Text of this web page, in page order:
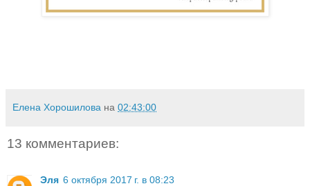
Елена Хорошилова на 02:43:00
13 комментариев:
Эля 6 октября 2017 г. в 08:23